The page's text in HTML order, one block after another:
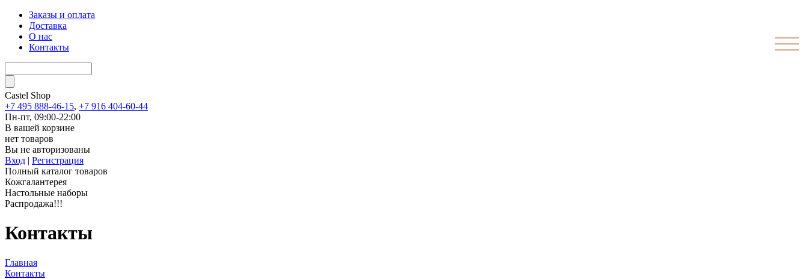
Заказы и оплата
Доставка
О нас
Контакты
Castel Shop
+7 495 888-46-15, +7 916 404-60-44
Пн-пт, 09:00-22:00
В вашей корзине
нет товаров
Вы не авторизованы
Вход | Регистрация
Полный каталог товаров
Кожгалантерея
Настольные наборы
Распродажа!!!
Контакты
Главная
Контакты